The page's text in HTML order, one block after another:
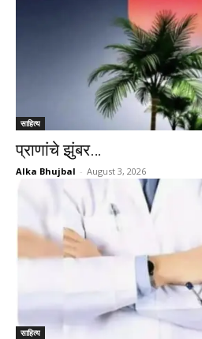
साहित्य
प्राणांचे झुंबर…
Alka Bhujbal - August 3, 2026
साहित्य